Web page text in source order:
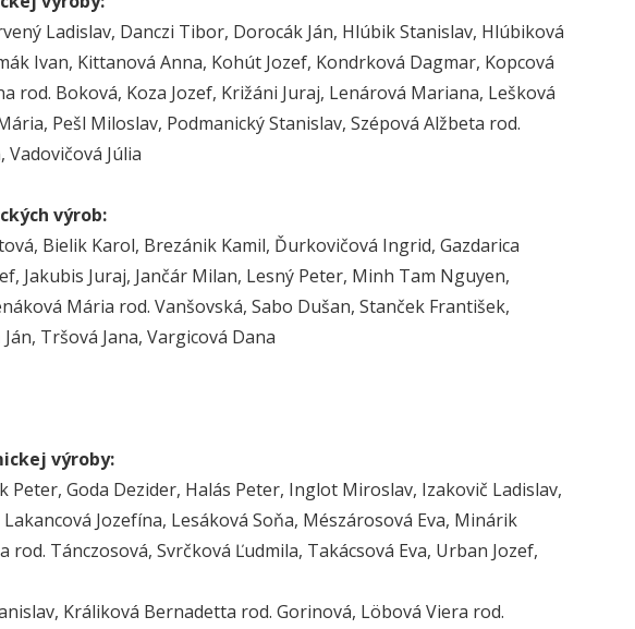
Ladislav, Danczi Tibor, Dorocák Ján, Hlúbik Stanislav, Hlúbiková
Ivan, Kittanová Anna, Kohút Jozef, Kondrková Dagmar, Kopcová
rod. Boková, Koza Jozef, Križáni Juraj, Lenárová Mariana, Lešková
Pešl Miloslav, Podmanický Stanislav, Szépová Alžbeta rod.
Júlia
výrob:
Bielik Karol, Brezánik Kamil, Ďurkovičová Ingrid, Gazdarica
Jakubis Juraj, Jančár Milan, Lesný Peter, Minh Tam Nguyen,
Mária rod. Vanšovská, Sabo Dušan, Stanček František,
Tršová Jana, Vargicová Dana
výroby:
Peter, Goda Dezider, Halás Peter, Inglot Miroslav, Izakovič Ladislav,
Jozefína, Lesáková Soňa, Mészárosová Eva, Minárik
Tánczosová, Svrčková Ľudmila, Takácsová Eva, Urban Jozef,
Králiková Bernadetta rod. Gorinová, Löbová Viera rod.